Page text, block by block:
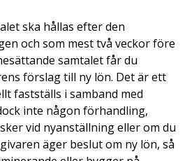
ska hållas efter den
och som mest två veckor före
samtalet får du
förslag till ny lön. Det är ett
fastställs i samband med
inte någon förhandling,
vid nyanställning eller om du
äger beslut om ny lön, så